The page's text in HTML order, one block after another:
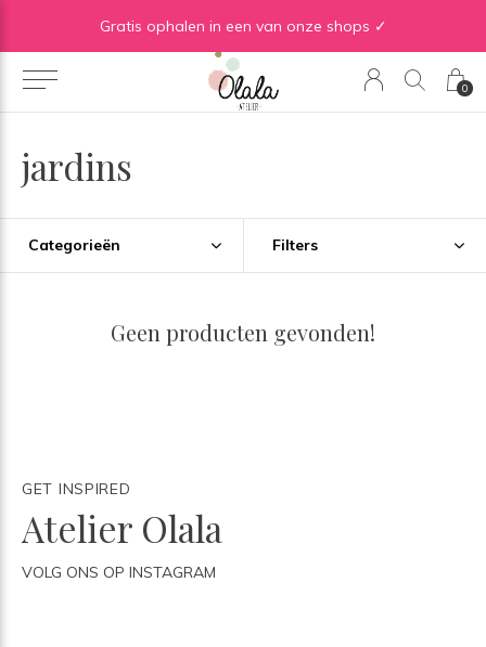
0
Gratis ophalen in een van onze shops ✓
jardins
Categorieën Filters
Geen producten gevonden!
GET INSPIRED
Atelier Olala
VOLG ONS OP INSTAGRAM